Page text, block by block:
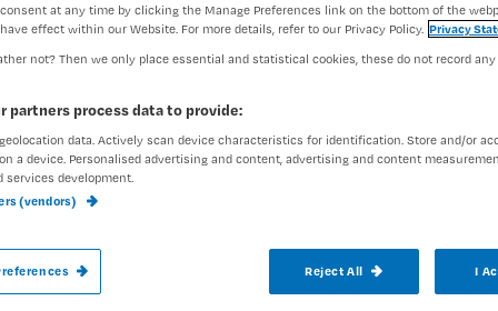
Registreren
Integrative Medicine is een nieuw
Staten. Hierbij wordt ervan uitgegaan
meer factoren belangrijk zijn dan alleen
at any time by clicking the Manage Preferences link on the bottom of the
effect within our Website. For more details, refer to our Privacy Policy. Privacy
not? Then we only place essential and statistical cookies, these do not record
partners process data to provide:
data. Actively scan device characteristics for identification. Store and/or
a device. Personalised advertising and content, advertising and content
services development.
(vendors)
Reject All I